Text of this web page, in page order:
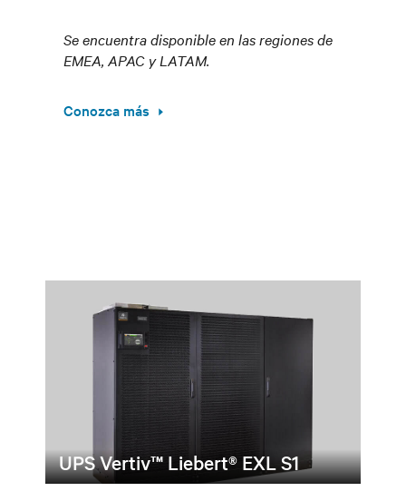
Se encuentra disponible en las regiones de
EMEA, APAC y LATAM.
Conozca más
UPS Vertiv™ Liebert® EXL S1